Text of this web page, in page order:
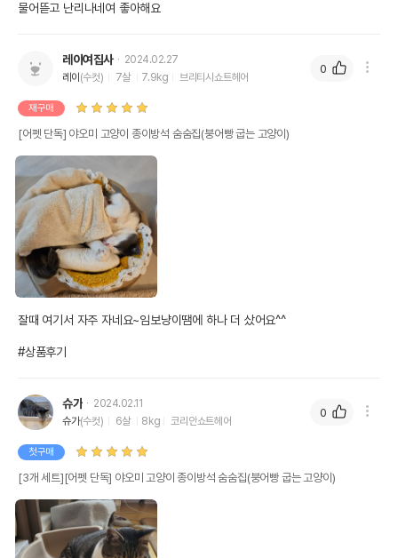
물어뜯고 난리나네여 좋아해요
레이여집사
2024.02.27
레이 (수컷) 7살 7.9kg 브리티시쇼트헤어
재구매
[어펫 단독] 야오미 고양이 종이방석 숨숨집(붕어빵 굽는 고양이)
잘때 여기서 자주 자네요~임보냥이땜에 하나 더 샀어요^^
#상품후기
0
슈가
2024.02.11
슈가(수컷) 6살 8kg 코리안쇼트헤어
첫구매
[3개 세트][어펫 단독] 야오미 고양이 종이방석 숨숨집(붕어빵 굽는 고양이)
0